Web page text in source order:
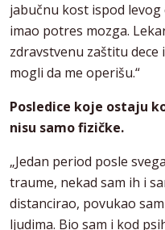
jabučnu kost ispod levog
imao potres mozga.
zdravstvenu zaštitu
mogli da me operišu.“
Posledice koje ostaju
nisu samo fizičke.
„Jedan period posle
traume, nekad sam ih i
distancirao, povukao
ljudima. Bio sam i kod